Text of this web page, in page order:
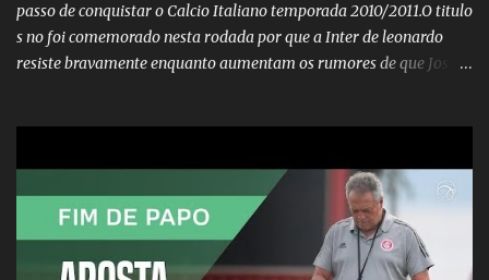
passo de conquistar o Calcio Italiano temporada 2010/2011.O titulo
s no foi comemorado nesta rodada por que a Inter de leonardo
resiste bravamente enquanto aumentam os rumores de que Jos